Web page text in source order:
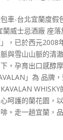
車-台北宜蘭度
蘭威士忌酒廠 座
，已於西元2008
與雪山山脈的清
，孕育出口感醇
」為 品牌
呵護的蘭花園，
。走一趟宜蘭，